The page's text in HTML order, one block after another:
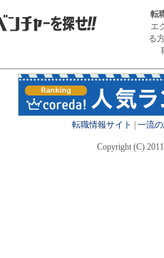
転
エ
る
転職情報サイト 一流
Copyright (C)